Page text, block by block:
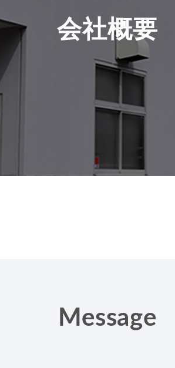
会社概要
Message